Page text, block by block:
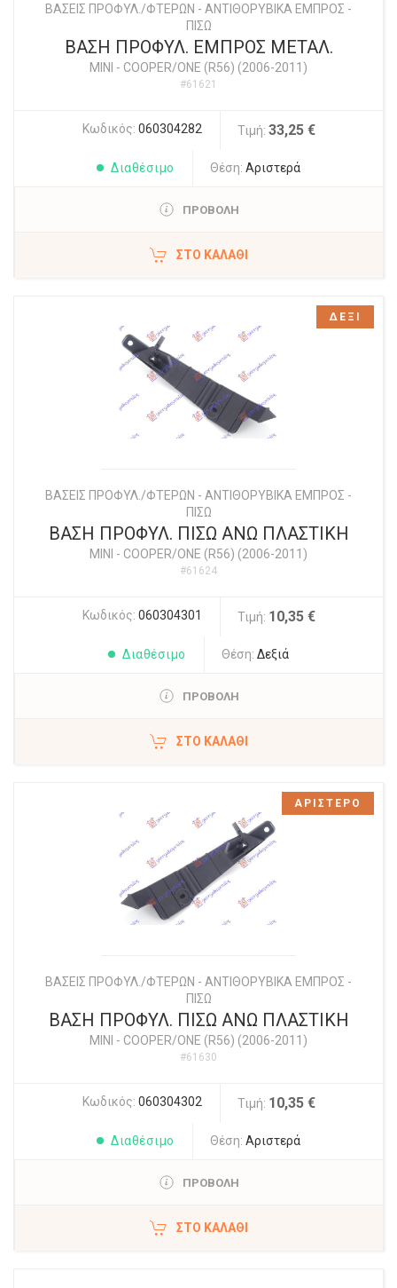
ΒΑΣΕΙΣ ΠΡΟΦΥΛ./ΦΤΕΡΩΝ - ΑΝΤΙΘΟΡΥΒΙΚΑ ΕΜΠΡΟΣ -
ΠΙΣΩ
ΒΑΣΗ ΠΡΟΦΥΛ. ΕΜΠΡΟΣ ΜΕΤΑΛ.
MINI - COOPER/ONE (R56) (2006-2011)
#61621
Κωδικός: 060304282 Τιμή: 33,25 €
Διαθέσιμο Θέση: Αριστερά
ΠΡΟΒΟΛΗ
ΣΤΟ ΚΑΛΆΘΙ
ΒΑΣΕΙΣ ΠΡΟΦΥΛ./ΦΤΕΡΩΝ - ΑΝΤΙΘΟΡΥΒΙΚΑ ΕΜΠΡΟΣ -
ΠΙΣΩ
ΒΑΣΗ ΠΡΟΦΥΛ. ΠΙΣΩ ΑΝΩ ΠΛΑΣΤΙΚΗ
MINI - COOPER/ONE (R56) (2006-2011)
#61624
Κωδικός: 060304301 Τιμή: 10,35 €
Διαθέσιμο Θέση: Δεξιά
ΠΡΟΒΟΛΗ
ΣΤΟ ΚΑΛΆΘΙ
ΔΕΞΙ
ΒΑΣΕΙΣ ΠΡΟΦΥΛ./ΦΤΕΡΩΝ - ΑΝΤΙΘΟΡΥΒΙΚΑ ΕΜΠΡΟΣ -
ΠΙΣΩ
ΒΑΣΗ ΠΡΟΦΥΛ. ΠΙΣΩ ΑΝΩ ΠΛΑΣΤΙΚΗ
MINI - COOPER/ONE (R56) (2006-2011)
#61630
Κωδικός: 060304302 Τιμή: 10,35 €
Διαθέσιμο Θέση: Αριστερά
ΠΡΟΒΟΛΗ
ΣΤΟ ΚΑΛΆΘΙ
ΑΡΙΣΤΕΡΟ